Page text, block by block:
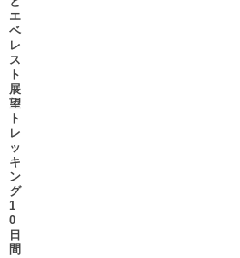
エ
ベ
レ
ス
ト
展
望
ト
レ
ッ
キ
ン
グ
1
0
日
間